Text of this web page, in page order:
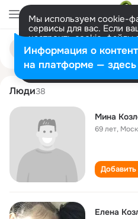
Мы используем cookie-
сервисы для вас. Если
настроить cookie-
представитель. Больше
Разрешить все
Поиск
людям
mina kozlov
Люди38
Мина
69 лет,
Елена
Информация о
на платформе — здесь